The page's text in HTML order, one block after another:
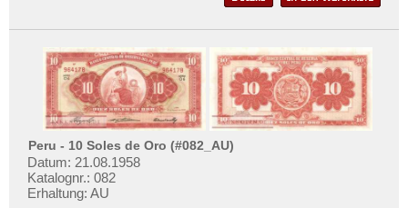
Peru - 10 Soles de Oro (#082_AU)
Datum: 21.08.1958
Katalognr.: 082
Erhaltung: AU